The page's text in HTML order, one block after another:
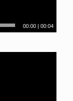
00:00 |00:04